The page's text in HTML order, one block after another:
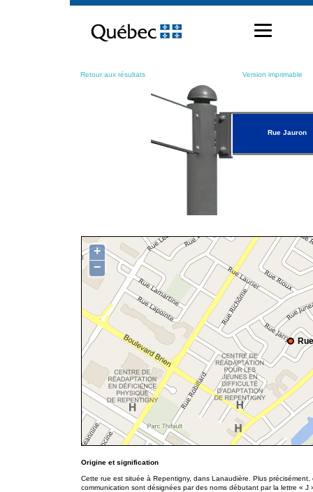
contenu
Retour aux résultats Version imprimable
Rue Jauron
+
−
Origine et signification
Cette rue est située à Repentigny, dans Lanaudière. Plus
communication sont désignées par des noms débutant par la lettre «